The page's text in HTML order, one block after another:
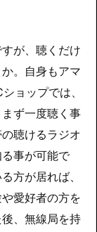
が、聴くだけ
。自身もアマ
ョップでは、
ず一度聴く事
聴けるラジオ
事が可能で
方が居れば、
愛好者の方を
、無線局を持